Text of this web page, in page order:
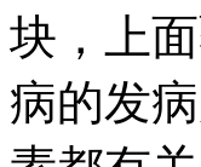
块，上
病的发